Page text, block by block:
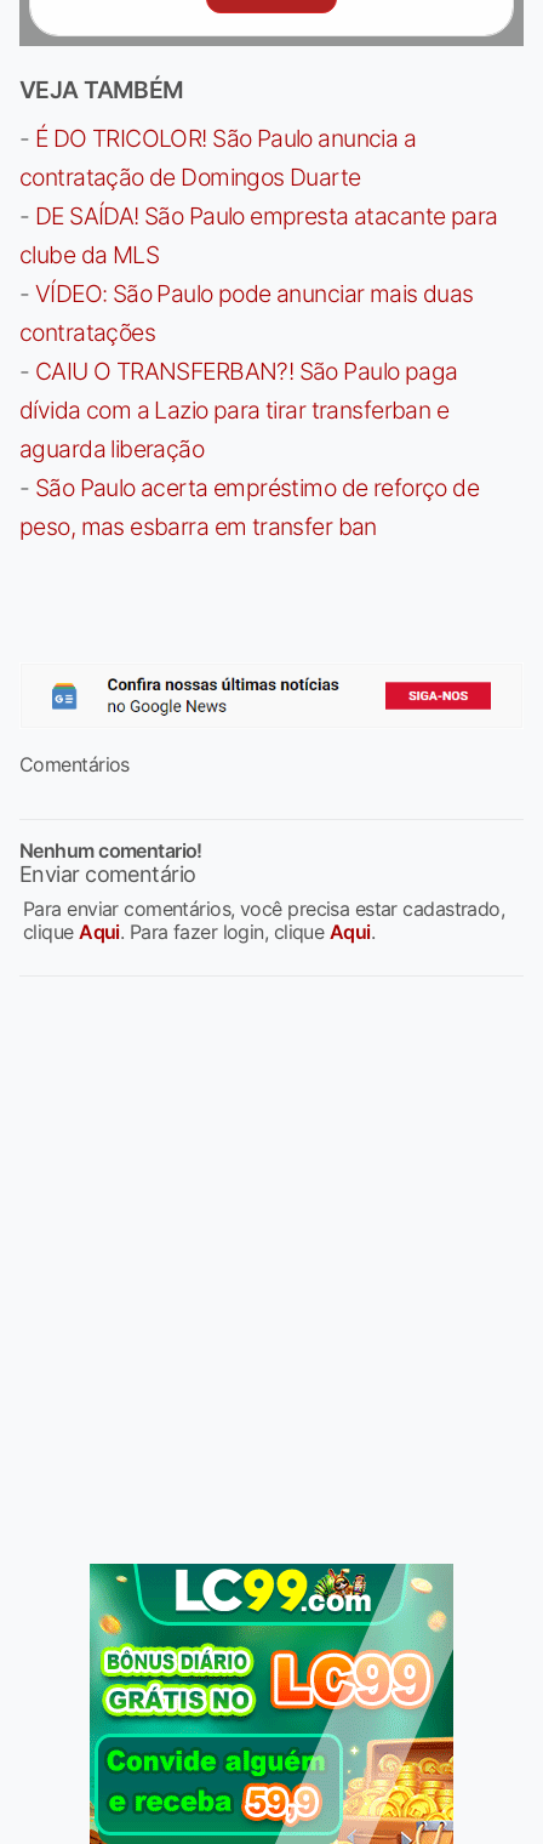
VEJA TAMBÉM
- É DO TRICOLOR! São Paulo anuncia a
contratação de Domingos Duarte
- DE SAÍDA! São Paulo empresta atacante para
clube da MLS
- VÍDEO: São Paulo pode anunciar mais duas
contratações
- CAIU O TRANSFERBAN?! São Paulo paga
dívida com a Lazio para tirar transferban e
aguarda liberação
- São Paulo acerta empréstimo de reforço de
peso, mas esbarra em transfer ban
Comentários
Nenhum comentario!
Enviar comentário
Para enviar comentários, você precisa estar cadastrado,
cliqueAqui. Para fazer login, clique Aqui.